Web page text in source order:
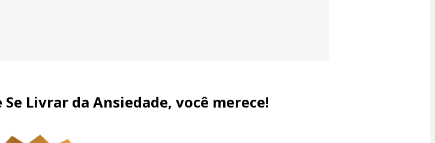
Livrar da Ansiedade, você merece!